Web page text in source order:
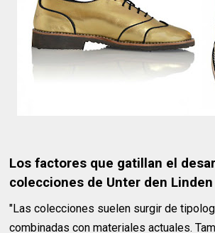
Los factores que gatillan el
colecciones de Unter den Linden
"Las colecciones suelen surgir de
combinadas con materiales actuales.